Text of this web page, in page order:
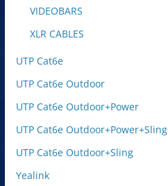
VIDEOBARS
XLR CABLES
UTP Cat6e
UTP Cat6e Outdoor
UTP Cat6e Outdoor+Power
UTP Cat6e Outdoor+Power+Sling
UTP Cat6e Outdoor+Sling
Yealink